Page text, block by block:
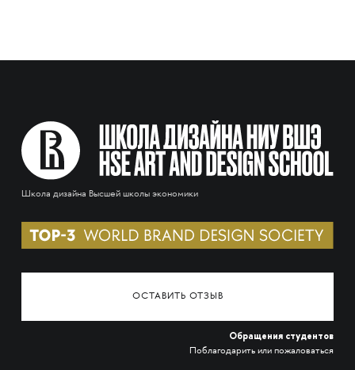
Школа дизайна Высшей школы экономики
ОСТАВИТЬ ОТЗЫВ
Обращения студентов
Поблагодарить или пожаловаться